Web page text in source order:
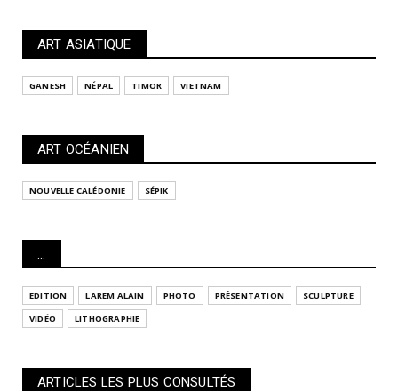
ART ASIATIQUE
GANESH NÉPAL TIMOR VIETNAM
ART OCÉANIEN
NOUVELLE CALÉDONIE SÉPIK
...
EDITION LAREM ALAIN PHOTO PRÉSENTATION
SCULPTURE
VIDÉO
LITHOGRAPHIE
ARTICLES LES PLUS CONSULTÉS